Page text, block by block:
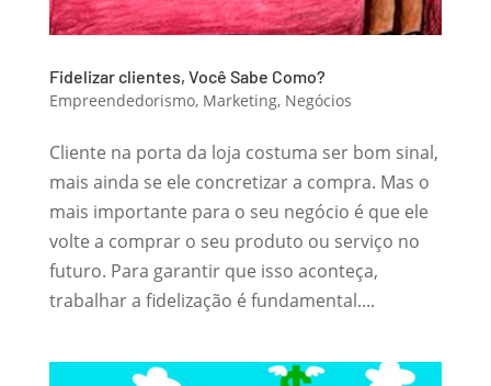
Fidelizar clientes, Você Sabe Como?
Empreendedorismo, Marketing, Negócios
Cliente na porta da loja costuma ser bom sinal,
mais ainda se ele concretizar a compra. Mas o
mais importante para o seu negócio é que ele
volte a comprar o seu produto ou serviço no
futuro. Para garantir que isso aconteça,
trabalhar a fidelização é fundamental....